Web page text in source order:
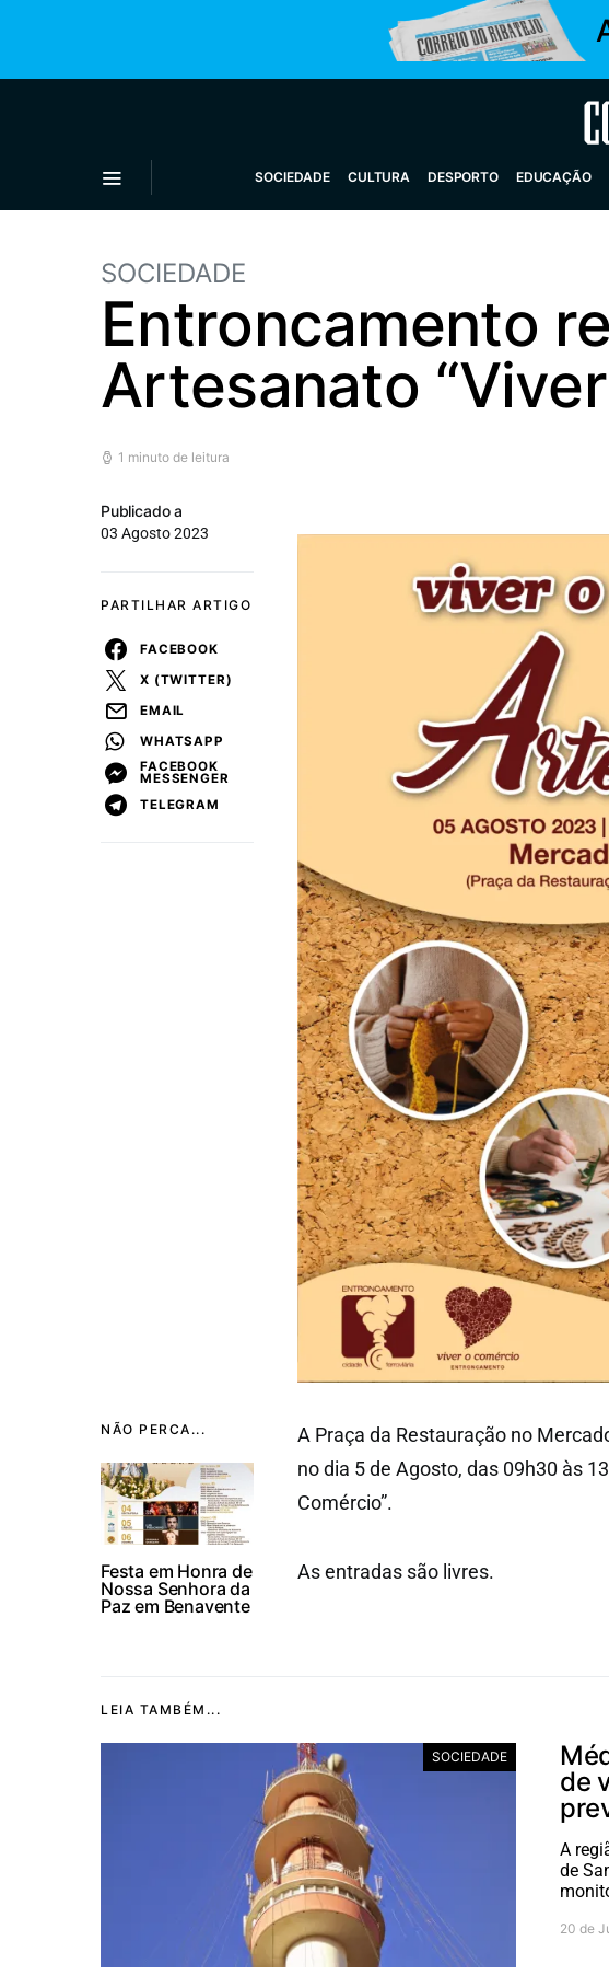
SOCIEDADE CULTURA DESPORTO EDUCAÇÃO
SOCIEDADE
Entroncamento
Artesanato
1 minuto de leitura
NÃO PERCA...
Festa em Honra de
Nossa Senhora da
Paz em Benavente
Publicado a
03 Agosto 2023
PARTILHAR ARTIGO
FACEBOOK
X (TWITTER)
EMAIL
WHATSAPP
FACEBOOK
MESSENGER
TELEGRAM
A Praça da Restauração no
no dia 5 de Agosto, das 09h30 às
Comércio”.
As entradas são livres.
LEIA TAMBÉM...
SOCIEDADE
de
A
de
20 de